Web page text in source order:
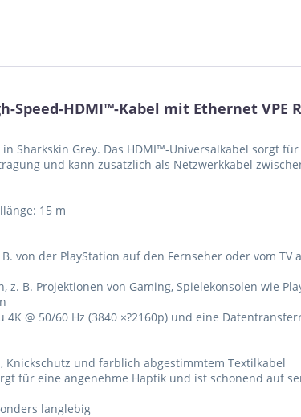
Speed-HDMI™-Kabel mit Ethernet VPE
Sharkskin Grey. Das HDMI™-Universalkabel sorgt
und kann zusätzlich als Netzwerkkabel
15 m
von der PlayStation auf den Fernseher oder vom TV
B. Projektionen von Gaming, Spielekonsolen wie
@ 50/60 Hz (3840 ×?2160p) und eine
Knickschutz und farblich abgestimmtem Textilkabel
für eine angenehme Haptik und ist schonend auf
langlebig